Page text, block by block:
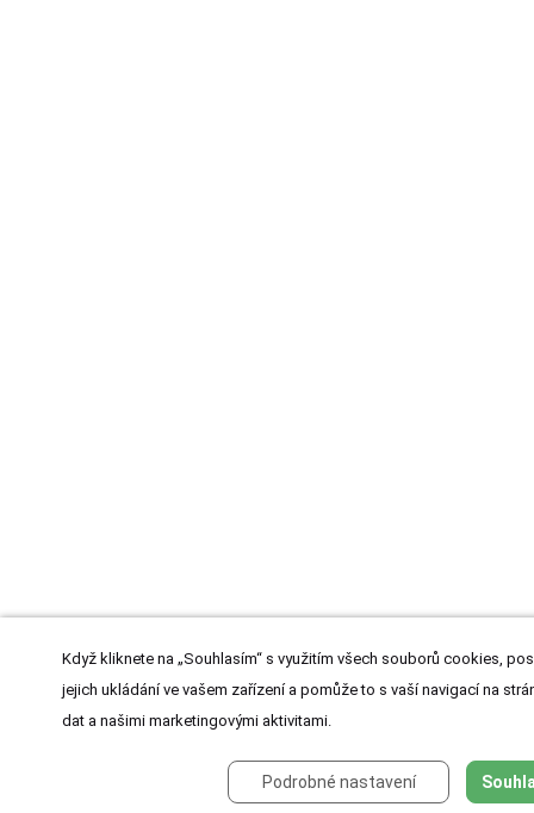
Když kliknete na „Souhlasím“ s využitím všech souborů cookies,
jejich ukládání ve vašem zařízení a pomůže to s vaší navigací na
dat a našimi marketingovými aktivitami.
Podrobné nastavení